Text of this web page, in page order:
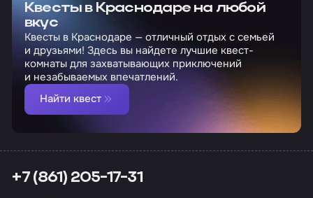
Квесты в Краснодаре на любой
вкус
Квесты в Краснодаре — отличный отдых с семьей
и друзьями! Здесь вы найдете лучшие квест-
комнаты для захватывающих приключений
и незабываемых впечатлений.
Найти квест
+7 (861) 205-17-31